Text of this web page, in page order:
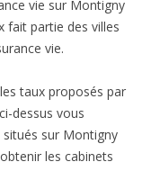
vie sur Montigny
fait partie des villes
vie.
taux proposés par
dessus vous
sur Montigny
les cabinets